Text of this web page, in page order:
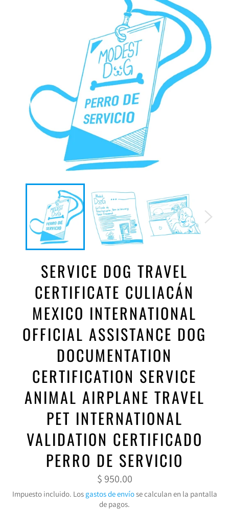
SERVICE DOG TRAVEL
CERTIFICATE CULIACÁN
MEXICO INTERNATIONAL
OFFICIAL ASSISTANCE DOG
DOCUMENTATION
CERTIFICATION SERVICE
ANIMAL AIRPLANE TRAVEL
PET INTERNATIONAL
VALIDATION CERTIFICADO
PERRO DE SERVICIO
Precio
habitual
$ 950.00
Impuesto incluido. Los gastos de envíose calculan en la pantalla
de pagos.